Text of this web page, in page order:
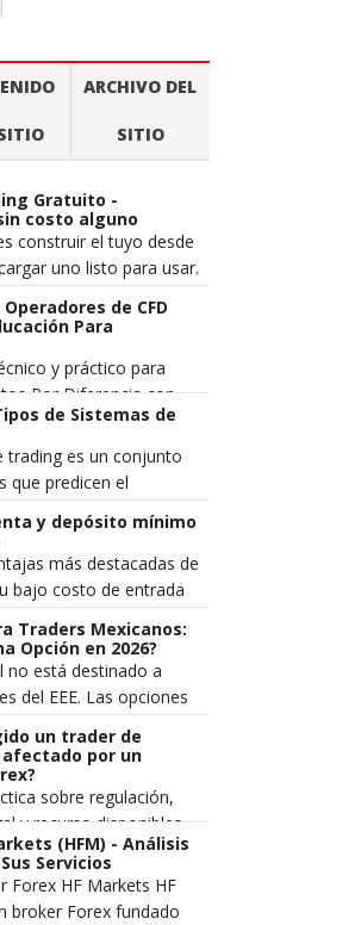
ARCHIVO DEL
SITIO
Gratuito -
costo alguno
construir el tuyo desde
uno listo para usar.
pierde dinero en los
m...
de CFD
Para
y práctico para
Por Diferencia con
gestión de riesgo
comprensión má...
de Sistemas de
trading es un conjunto
que predicen el
precio de un par de
más
y depósito mínimo
más destacadas de
bajo costo de entrada
otros brokers de forex
embargo, muc...
Traders Mexicanos:
Opción en 2026?
no está destinado a
del EEE. Las opciones
promocionan ni se
minorista...
un trader de
afectado por un
sobre regulación,
y recurso disponibles
vez más mexicanos se
Forex...
(HFM) - Análisis
Servicios
Forex HF Markets HF
broker Forex fundado